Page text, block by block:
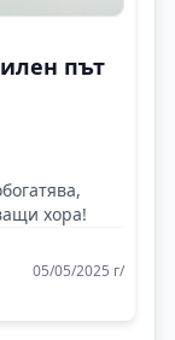
път
хора!
05/05/2025 г/